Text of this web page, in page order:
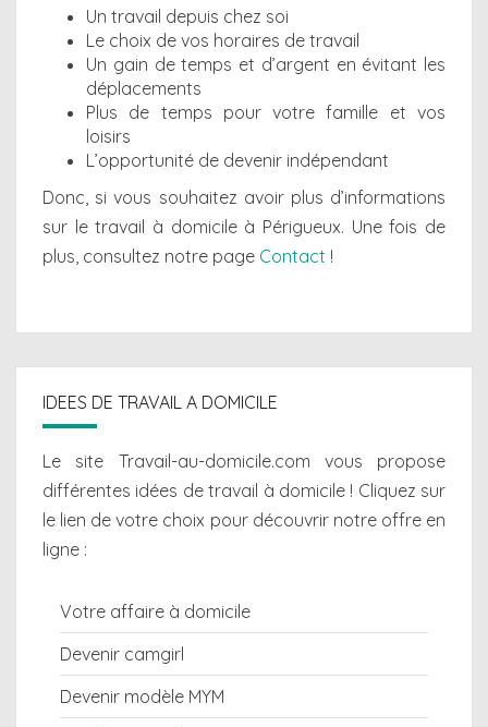
Un travail depuis chez soi
Le choix de vos horaires de travail
Un gain de temps et d’argent en évitant les
déplacements
Plus de temps pour votre famille et vos
loisirs
L’opportunité de devenir indépendant
Donc, si vous souhaitez avoir plus d’informations
sur le travail à domicile à Périgueux. Une fois de
plus, consultez notre page Contact !
IDEES DE TRAVAIL A DOMICILE
Le site Travail-au-domicile.com vous propose
différentes idées de travail à domicile! Cliquez sur
le lien de votre choix pour découvrir notre offre en
ligne :
Votre affaire à domicile
Devenir camgirl
Devenir modèle MYM